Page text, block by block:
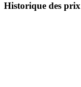
Historique des prix